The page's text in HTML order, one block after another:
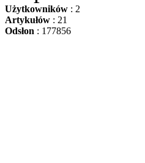
Użytkowników : 2
Artykułów : 21
Odsłon : 177856